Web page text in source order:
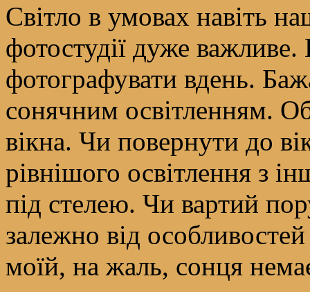
Світло в умовах навіть
фотостудії дуже
фотографувати вдень.
сонячним освітленням.
вікна. Чи повернути до
рівнішого освітлення з
під стелею. Чи вартий
залежно від
моїй, на жаль, сонця